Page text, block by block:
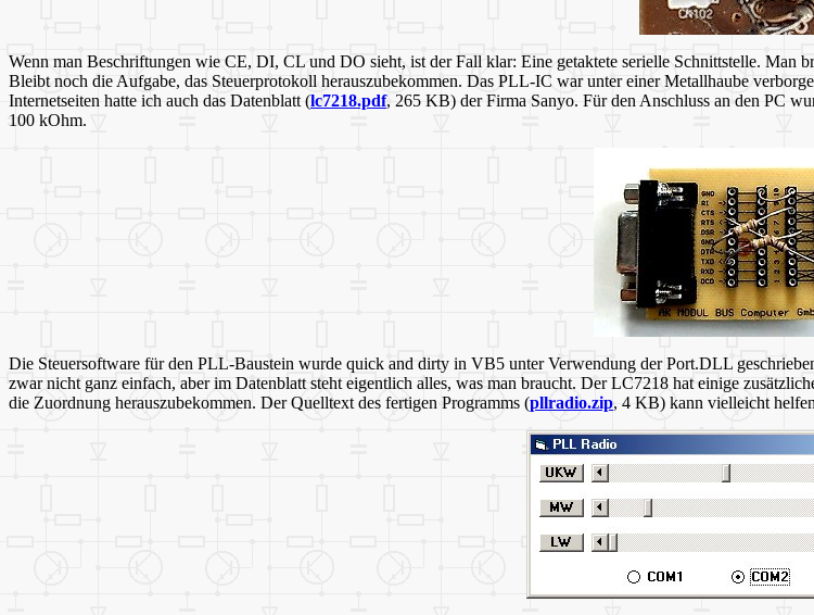
Wenn man Beschriftungen wie CE, DI, CL und DO sieht, ist der Fall klar: Eine getaktete serielle Schnittstelle. Man
Bleibt noch die Aufgabe, das Steuerprotokoll herauszubekommen. Das PLL-IC war unter einer Metallhaube
Internetseiten hatte ich auch das Datenblatt (lc7218.pdf, 265 KB) der Firma Sanyo. Für den Anschluss an den PC
100 kOhm.
Die Steuersoftware für den PLL-Baustein wurde quick and dirty in VB5 unter Verwendung der Port.DLL
zwar nicht ganz einfach, aber im Datenblatt steht eigentlich alles, was man braucht. Der LC7218 hat einige
die Zuordnung herauszubekommen. Der Quelltext des fertigen Programms (pllradio.zip, 4 KB) kann vielleicht